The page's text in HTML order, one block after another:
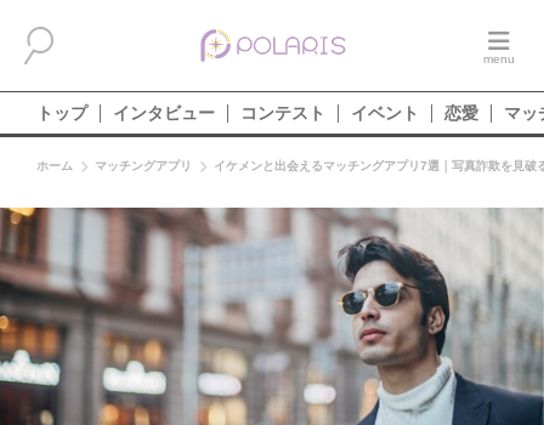
トップ インタビュー コンテスト イベント 恋愛 マッ
ホーム マッチングアプリ イケメンと出会えるマッチングアプリ7選｜写真詐欺を見破